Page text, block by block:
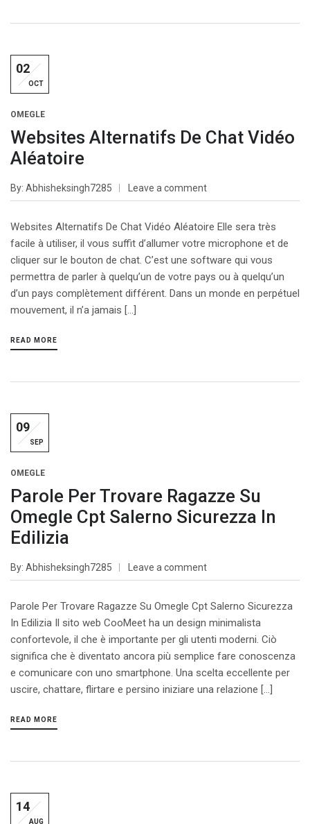
02
OCT
OMEGLE
Websites Alternatifs De Chat Vidéo
Aléatoire
By Abhisheksingh7285 Leave a comment
Websites Alternatifs De Chat Vidéo Aléatoire Elle sera très
facile à utiliser, il vous suffit d’allumer votre microphone et de
cliquer sur le bouton de chat. C’est une software qui vous
permettra de parler à quelqu’un de votre pays ou à quelqu’un
d’un pays complètement différent. Dans un monde en perpétuel
mouvement, il n’a jamais […]
READ MORE
09
SEP
OMEGLE
Parole Per Trovare Ragazze Su
Omegle Cpt Salerno Sicurezza In
Edilizia
By Abhisheksingh7285 Leave a comment
Parole Per Trovare Ragazze Su Omegle Cpt Salerno Sicurezza
In Edilizia Il sito web CooMeet ha un design minimalista
confortevole, il che è importante per gli utenti moderni. Ciò
significa che è diventato ancora più semplice fare conoscenza
e comunicare con uno smartphone. Una scelta eccellente per
uscire, chattare, flirtare e persino iniziare una relazione […]
READ MORE
14
AUG